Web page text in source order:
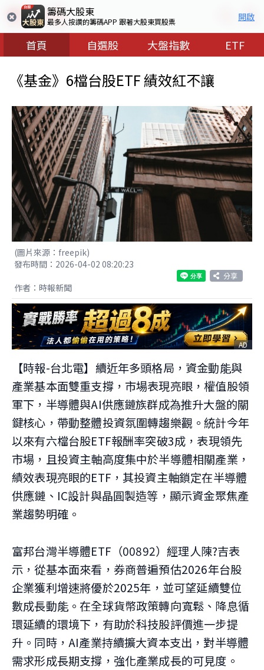
籌碼大股東
最多人按讚的籌碼APP 跟著大股東買股票 開啟
首頁 自選股 大盤指數 ETF
《基金》6檔台股ETF 績效紅不讓
(圖片來源：freepik)
發布時間：2026-04-02 08:20:23
分享
作者：時報新聞
AD
【時報-台北電】續近年多頭格局，資金動能與
產業基本面雙重支撐，市場表現亮眼，權值股領
軍下，半導體與AI供應鏈族群成為推升大盤的關
鍵核心，帶動整體投資氛圍轉趨樂觀。統計今年
以來有六檔台股ETF報酬率突破3成，表現領先
市場，且投資主軸高度集中於半導體相關產業，
績效表現亮眼的ETF，其投資主軸鎖定在半導體
供應鏈、IC設計與晶圓製造等，顯示資金聚焦產
業趨勢明確。
富邦台灣半導體ETF（00892）經理人陳?吉表
示，從基本面來看，券商普遍預估2026年台股
企業獲利增速將優於2025年，並可望延續雙位
數成長動能。在全球貨幣政策轉向寬鬆、降息循
環延續的環境下，有助於科技股評價進一步提
升。同時，AI產業持續擴大資本支出，對半導體
需求形成長期支撐，強化產業成長的可見度。